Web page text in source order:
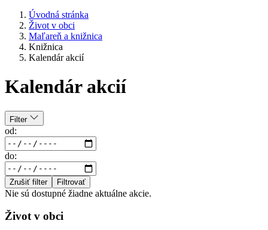
Úvodná stránka
Život v obci
Maľareň a knižnica
Knižnica
Kalendár akcií
Kalendár akcií
Filter
od:
do:
Zrušiť filter Filtrovať
Nie sú dostupné žiadne aktuálne akcie.
Život v obci